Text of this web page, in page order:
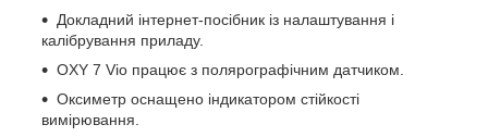
Докладний інтернет-посібник із налаштування і
калібрування приладу.
OXY 7 Vio працює з полярографічним датчиком.
Оксиметр оснащено індикатором стійкості
вимірювання.